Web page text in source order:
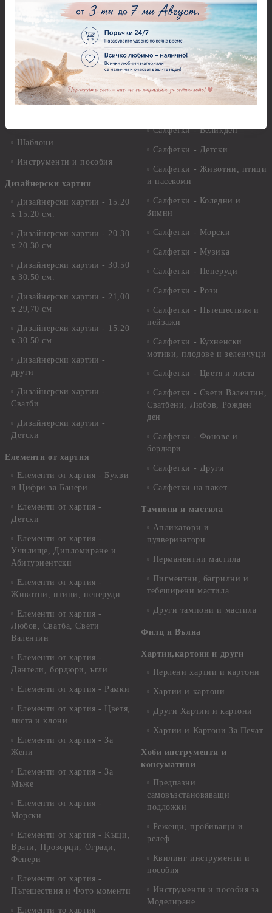
Грунд, Основи, Релефни
Варак, Шлак метал, Фолио,
Пантна
Лакове и защитни покрития
Лепила
Шаблони
Инструменти и пособия
Дизайнерски хартии
Дизайнерски хартии - 15.20
х 15.20 см.
Дизайнерски хартии - 20.30
х 20.30 см.
Дизайнерски хартии - 30.50
х 30.50 см.
Дизайнерски хартии - 21,00
х 29,70 см
Дизайнерски хартии - 15.20
x 30.50 см.
Дизайнерски хартии -
други
Дизайнерски хартии -
Сватби
Дизайнерски хартии -
Детски
Елементи от хартия
Елементи от хартия - Букви
и Цифри за Банери
Елементи от хартия -
Детски
Елементи от хартия -
Училище, Дипломиране и
Абитуриентски
Елементи от хартия -
Животни, птици, пеперуди
Елементи от хартия -
Любов, Сватба, Свети
Валентин
Елементи от хартия -
Дантели, бордюри, ъгли
Елементи от хартия - Рамки
Елементи от хартия - Цветя,
листа и клони
Елементи от хартия - За
Жени
Елементи от хартия - За
Мъже
Елементи от хартия -
Морски
Елементи от хартия - Къщи,
Врати, Прозорци, Огради,
Фенери
Елементи от хартия -
Пътешествия и Фото моменти
Елементи то хартия -
Стативи и поставки
Четки и инструменти
Моливи, акварелни
комплекти
Свещи
Салфетки - Великден
Салфетки - Детски
Салфетки - Животни, птици
и насекоми
Салфетки - Коледни и
Зимни
Салфетки - Морски
Салфетки - Музика
Салфетки - Пеперуди
Салфетки - Рози
Салфетки - Пътешествия и
пейзажи
Салфетки - Кухненски
мотиви, плодове и зеленчуци
Салфетки - Цветя и листа
Салфетки - Свети Валентин,
Сватбени, Любов, Рожден
ден
Салфетки - Фонове и
бордюри
Салфетки - Други
Салфетки на пакет
Тампони и мастила
Апликатори и
пулверизатори
Перманентни мастила
Пигментни, багрилни и
тебеширени мастила
Други тампони и мастила
Филц и Вълна
Хартии,картони и други
Перлени хартии и картони
Хартии и картони
Други Хартии и картони
Хартии и Картони За Печат
Хоби инструменти и
консумативи
Предпазни
самовъзстановяващи
подложки
Режещи, пробиващи и
релеф
Квилинг инструменти и
пособия
Инструменти и пособия за
Моделиране